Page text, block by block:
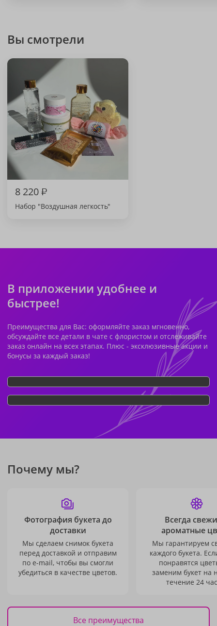
Вы смотрели
8 220₽
Набор "Воздушная легкость"
В приложении удобнее и
быстрее!
Преимущества для Вас: оформляйте заказ мгновенно,
обсуждайте все детали в чате с флористом и отслеживайте
заказ онлайн на всех этапах. Плюс - эксклюзивные акции и
бонусы за каждый заказ!
Почему мы?
Фотография букета до
доставки
Мы сделаем снимок букета
перед доставкой и отправим
по e-mail, чтобы вы смогли
убедиться в качестве цветов.
Всегда
ароматные
Мы гарантируем
каждого букета.
понравятся
заменим букет на
течение 24
Все преимущества